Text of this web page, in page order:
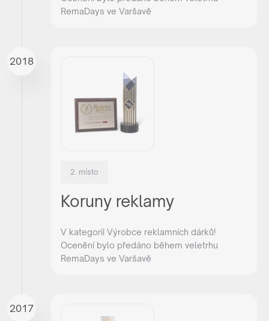
RemaDays ve Varšavě
2018
2. místo
Koruny reklamy
V kategorii Výrobce reklamních dárků!
Ocenění bylo předáno během veletrhu
RemaDays ve Varšavě
2017